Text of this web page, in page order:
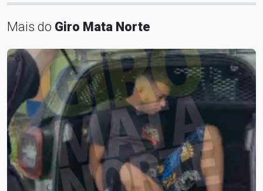
Mais do Giro Mata Norte